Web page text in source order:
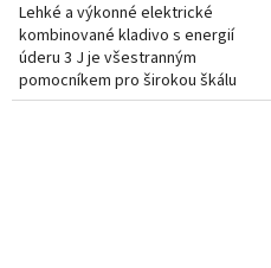
Lehké a výkonné elektrické
kombinované kladivo s energií
úderu 3 J je všestranným
pomocníkem pro širokou škálu
prací v dílně i na stavbě. Díky